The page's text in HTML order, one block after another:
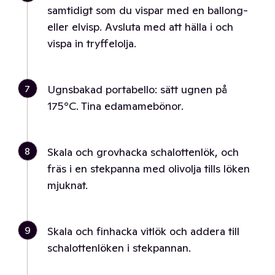
samtidigt som du vispar med en ballong-
eller elvisp. Avsluta med att hälla i och
vispa in tryffelolja.
7
Ugnsbakad portabello: sätt ugnen på
175°C. Tina edamamebönor.
8
Skala och grovhacka schalottenlök, och
fräs i en stekpanna med olivolja tills löken
mjuknat.
9
Skala och finhacka vitlök och addera till
schalottenlöken i stekpannan.